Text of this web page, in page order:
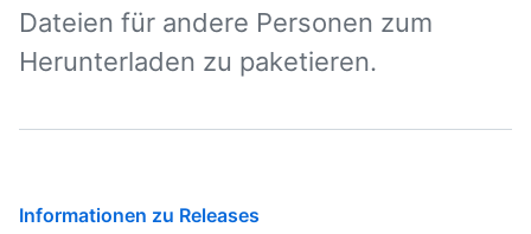
Dateien für andere Personen zum
Herunterladen zu paketieren.
Informationen zu Releases